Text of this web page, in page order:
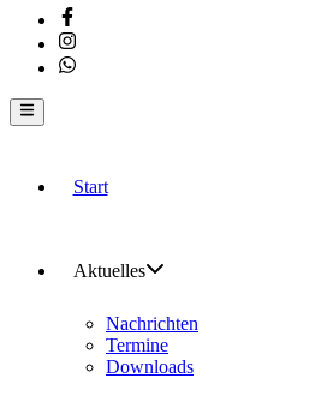
Facebook
Instagram
Whatsapp
Hauptmenü
Start
Aktuelles
Nachrichten
Termine
Downloads